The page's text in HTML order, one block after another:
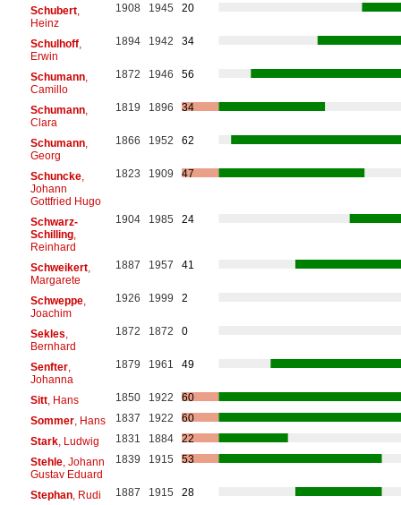
Schubert,
Heinz
1908 1945 20
Schulhoff,
Erwin
1894 1942 34
Schumann,
Camillo
1872 1946 56
Schumann,
Clara
1819 1896 34
Schumann,
Georg
1866 1952 62
Schuncke,
Johann
Gottfried Hugo
1823 1909 47
Schwarz-
Schilling,
Reinhard
1904 1985 24
Schweikert,
Margarete
1887 1957 41
Schweppe,
Joachim
1926 1999 2
Sekles
Bernhard
1872 1872 0
Senfter,
Johanna
1879 1961 49
Sitt, Hans 1850 1922
60
Sommer, Hans 1837 1922
60
Stark, Ludwig 1831 1884
22
Stehle, Johann
Gustav Eduard
1839 1915 53
Stephan, Rudi 1887 1915
28